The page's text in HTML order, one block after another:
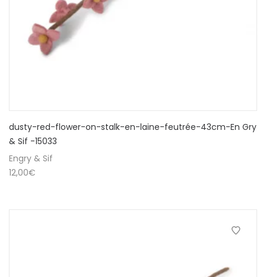
dusty-red-flower-on-stalk-en-laine-feutrée-43cm-En Gry
& Sif -15033
Engry & Sif
12,00€